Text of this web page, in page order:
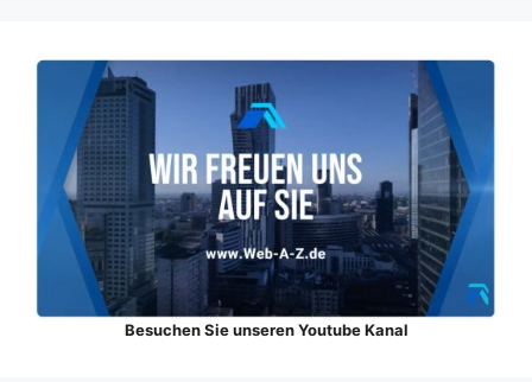
Besuchen Sie unseren Youtube Kanal